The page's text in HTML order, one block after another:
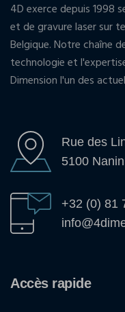
4D exerce depuis 1998
et de gravure laser sur
Belgique. Notre chaîne
technologie et
Dimension l'un des
Rue des
5100
+32 (0) 81
Accès rapide